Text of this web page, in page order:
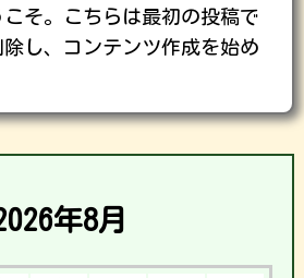
そ。こちらは最初の投稿で
し、コンテンツ作成を始め
年8月